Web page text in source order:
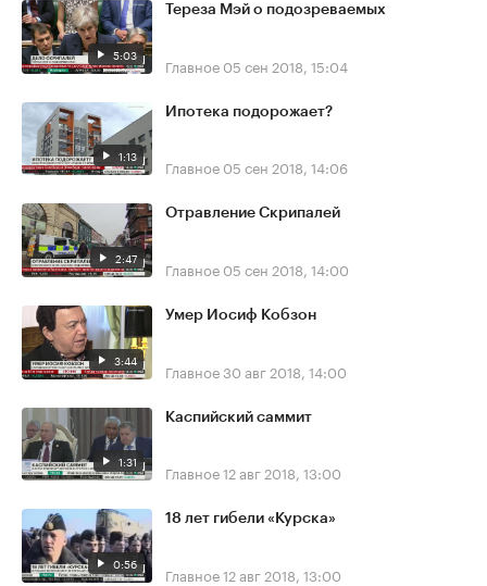
5:03
Тереза Мэй о подозреваемых
Главное 05 сен 2018, 15:04
1:13
Ипотека подорожает?
Главное 05 сен 2018, 14:06
2:47
Отравление Скрипалей
Главное 05 сен 2018, 14:00
3:44
Умер Иосиф Кобзон
Главное30 авг 2018, 14:00
1:31
Каспийский саммит
Главное12 авг 2018, 13:00
0:56
18 лет гибели «Курска»
Главное12 авг 2018, 13:00